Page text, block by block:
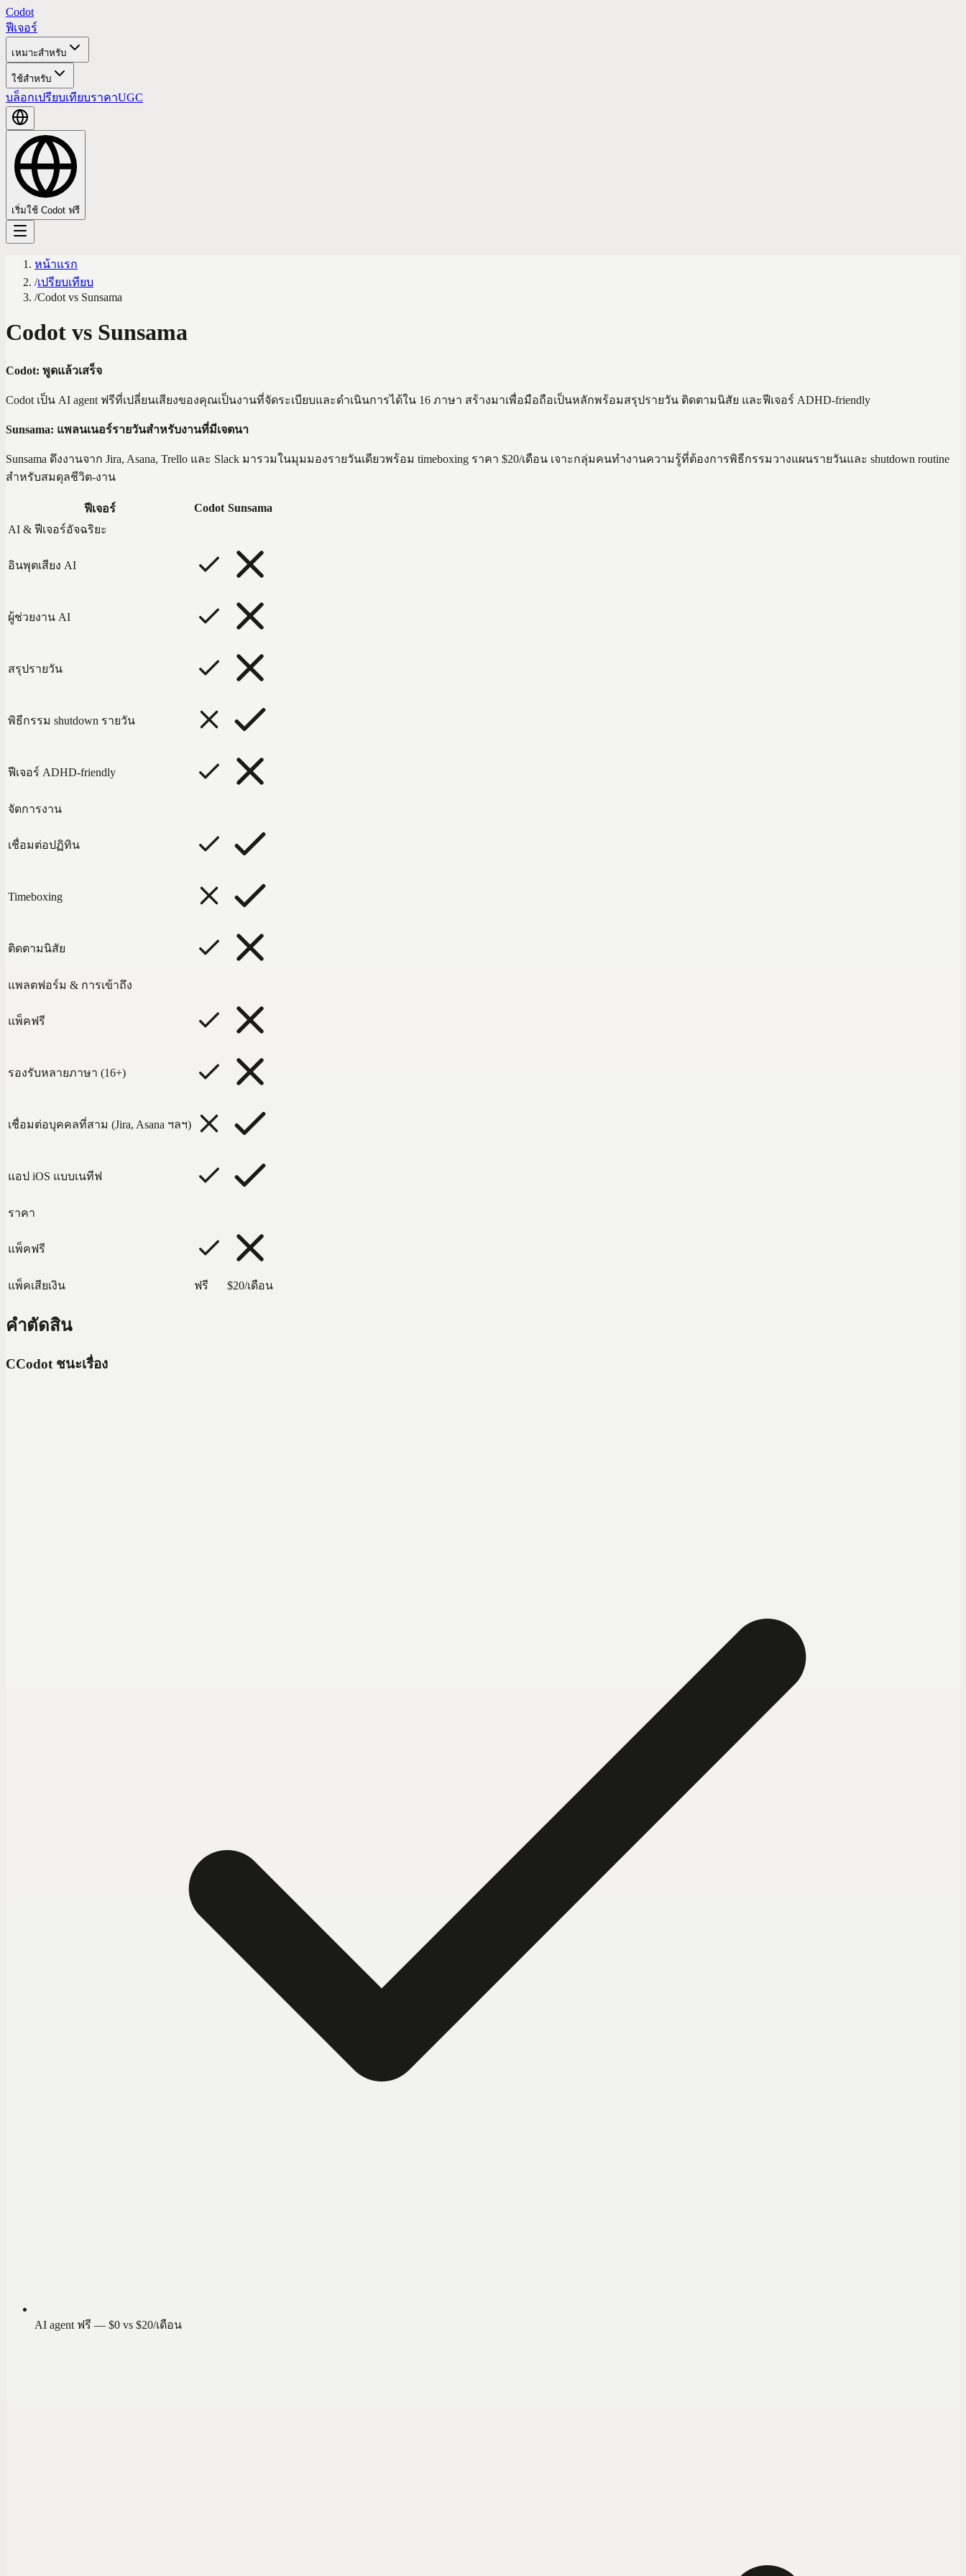
Codot
ฟีเจอร์
เหมาะสำหรับ
ใช้สำหรับ
บล็อกเปรียบเทียบราคาUGC
เริ่มใช้ Codot ฟรี
หน้าแรก
/เปรียบเทียบ
/Codot vs Sunsama
Codot vs Sunsama
Codot: พูดแล้วเสร็จ
Codot เป็น AI agent ฟรีที่เปลี่ยนเสียงของคุณเป็นงานที่จัดระเบียบและดำเนินการได้ใน 16 ภาษา สร้างมาเพื่อมือถือเป็นหลักพร้อมสรุปรายวัน ติดตามนิสัย และฟีเจอร์ ADHD-friendly
Sunsama: แพลนเนอร์รายวันสำหรับงานที่มีเจตนา
Sunsama ดึงงานจาก Jira, Asana, Trello และ Slack มารวมในมุมมองรายวันเดียวพร้อม timeboxing ราคา $20/เดือน เจาะกลุ่มคนทำงานความรู้ที่ต้องการพิธีกรรมวางแผนรายวันและ shutdown routine
สำหรับสมดุลชีวิต-งาน
ฟีเจอร์ Codot Sunsama
AI & ฟีเจอร์อัจฉริยะ
อินพุตเสียง AI
ผู้ช่วยงาน AI
สรุปรายวัน
พิธีกรรม shutdown รายวัน
ฟีเจอร์ ADHD-friendly
จัดการงาน
เชื่อมต่อปฏิทิน
Timeboxing
ติดตามนิสัย
แพลตฟอร์ม & การเข้าถึง
แพ็คฟรี
รองรับหลายภาษา (16+)
เชื่อมต่อบุคคลที่สาม (Jira, Asana ฯลฯ)
แอป iOS แบบเนทีฟ
ราคา
แพ็คฟรี
แพ็คเสียเงิน ฟรี $20/เดือน
คำตัดสิน
CCodot ชนะเรื่อง
AI agent ฟรี — $0 vs $20/เดือน